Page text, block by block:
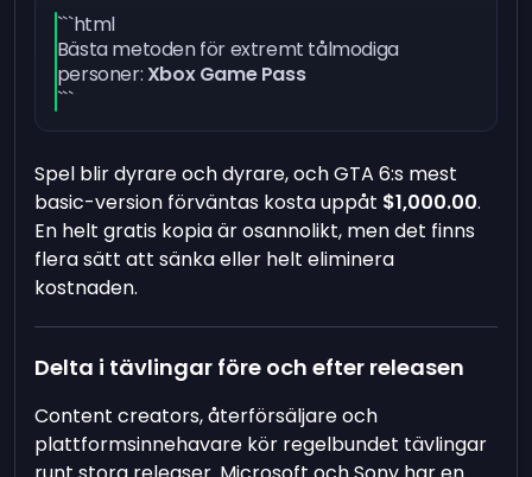
```html
Bästa metoden för extremt tålmodiga
personer: Xbox Game Pass
```
Spel blir dyrare och dyrare, och GTA 6:s mest
basic-version förväntas kosta uppåt $1,000.00.
En helt gratis kopia är osannolikt, men det finns
flera sätt att sänka eller helt eliminera
kostnaden.
Delta i tävlingar före och efter releasen
Content creators, återförsäljare och
plattformsinnehavare kör regelbundet tävlingar